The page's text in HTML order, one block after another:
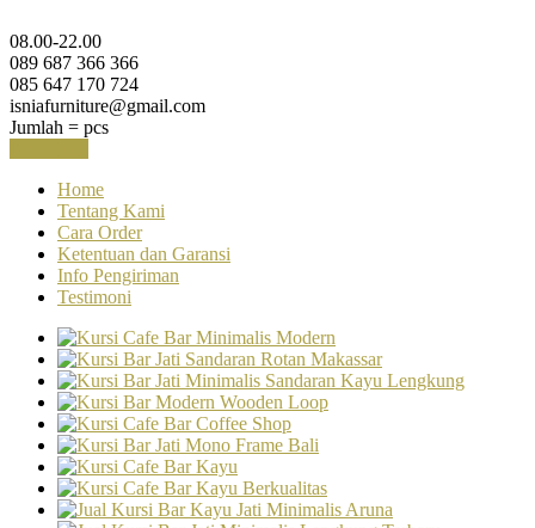
08.00-22.00
089 687 366 366
085 647 170 724
isniafurniture@gmail.com
Jumlah = pcs
Home
Tentang Kami
Cara Order
Ketentuan dan Garansi
Info Pengiriman
Testimoni